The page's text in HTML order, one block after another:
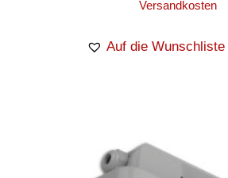
Versandkosten
Auf die